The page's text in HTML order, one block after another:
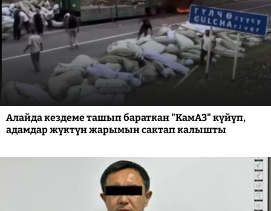
Алайда кездеме ташып бараткан "КамАЗ" күйүп,
адамдар жүктүн жарымын сактап калышты